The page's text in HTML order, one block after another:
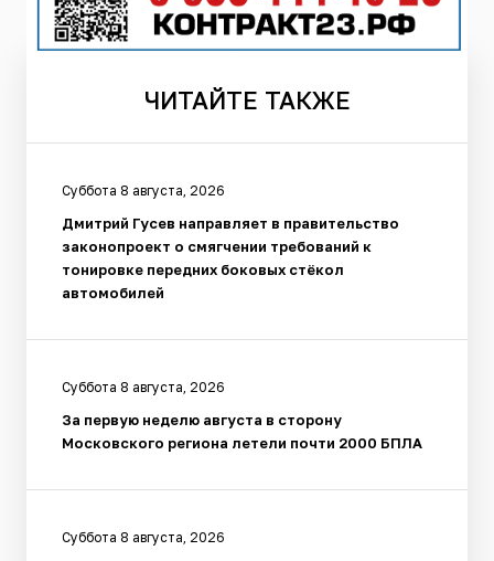
ЧИТАЙТЕ ТАКЖЕ
Суббота 8 августа, 2026
Дмитрий Гусев направляет в правительство
законопроект о смягчении требований к
тонировке передних боковых стёкол
автомобилей
Суббота 8 августа, 2026
За первую неделю августа в сторону
Московского региона летели почти 2000 БПЛА
Суббота 8 августа, 2026